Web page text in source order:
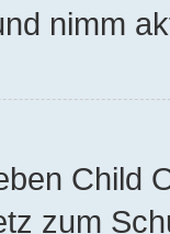
nimm
Child
zum